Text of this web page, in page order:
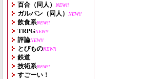
百合（同人） NEW!!
ガルパン（同人） NEW!!
飲食系NEW!!
TRPGNEW!!
評論NEW!!
とびものNEW!!
鉄道
技術系NEW!!
すごーい！